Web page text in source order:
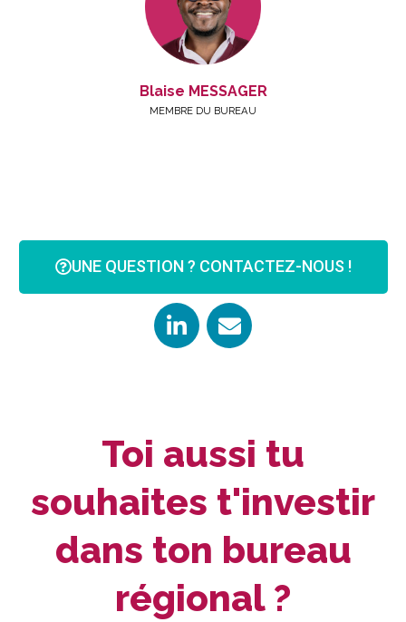
Blaise MESSAGER
MEMBRE DU BUREAU
UNE QUESTION ? CONTACTEZ-NOUS !
Toi aussi tu
souhaites t'investir
dans ton bureau
régional ?